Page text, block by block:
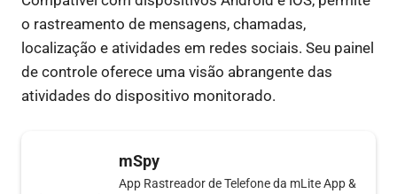
o rastreamento de mensagens, chamadas,
localização e atividades em redes sociais. Seu painel
de controle oferece uma visão abrangente das
atividades do dispositivo monitorado.
mSpy
App Rastreador de Telefone da mLite App &